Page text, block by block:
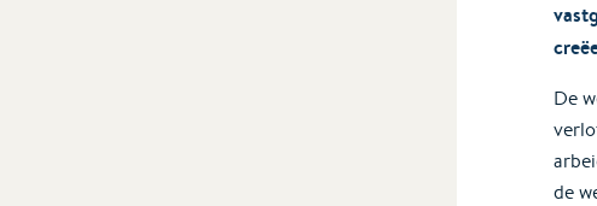
De
de